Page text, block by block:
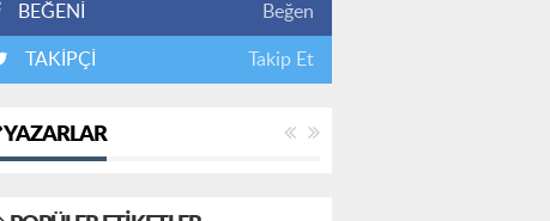
BEĞENİ Beğen
TAKİPÇİ Takip Et
YAZARLAR